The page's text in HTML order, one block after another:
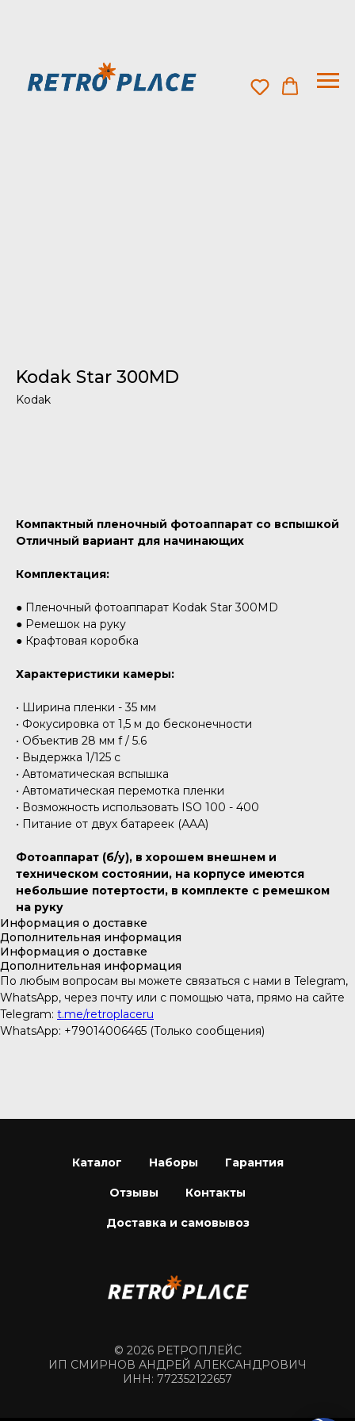
Kodak Star 300MD
Kodak
Компактный пленочный фотоаппарат со вспышкой
Отличный вариант для начинающих
Комплектация:
● Пленочный фотоаппарат Kodak Star 300MD
● Ремешок на руку
● Крафтовая коробка
Характеристики камеры:
• Ширина пленки - 35 мм
• Фокусировка от 1,5 м до бесконечности
• Объектив 28 мм f / 5.6
• Выдержка 1/125 c
• Автоматическая вспышка
• Автоматическая перемотка пленки
• Возможность использовать ISO 100 - 400
• Питание от двух батареек (АAА)
Фотоаппарат (б/у), в хорошем внешнем и
техническом состоянии, на корпусе имеются
небольшие потертости, в комплекте с ремешком
на руку
Информация о доставке
Дополнительная информация
Информация о доставке
Дополнительная информация
По любым вопросам вы можете связаться с нами в Telegram,
WhatsApp, через почту или с помощью чата, прямо на сайте
Telegram: t.me/retroplaceru
WhatsApp: +79014006465 (Только сообщения)
Каталог Наборы Гарантия
Отзывы Контакты
Доставка и самовывоз
© 2026 РЕТРОПЛЕЙС
ИП СМИРНОВ АНДРЕЙ АЛЕКСАНДРОВИЧ
ИНН: 772352122657